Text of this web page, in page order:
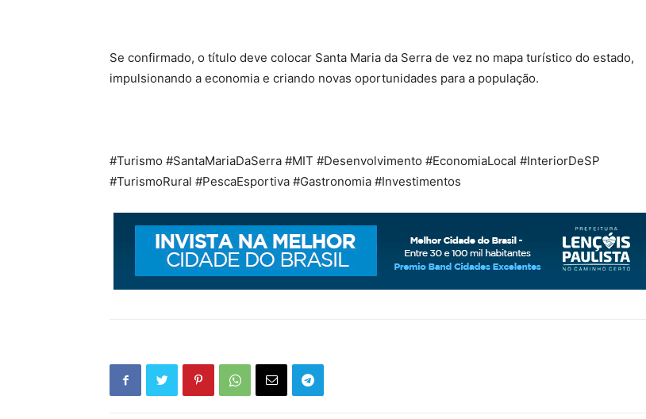
Se confirmado, o título deve colocar Santa Maria da Serra de vez no mapa turístico do estado,
impulsionando a economia e criando novas oportunidades para a população.
#Turismo #SantaMariaDaSerra #MIT #Desenvolvimento #EconomiaLocal #InteriorDeSP
#TurismoRural #PescaEsportiva #Gastronomia #Investimentos